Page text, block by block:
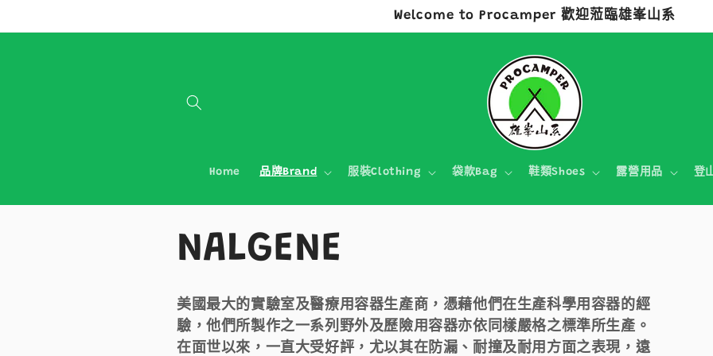
Welcome to Procamper 歡迎蒞臨雄峯山系
Home 品牌Brand 服裝Clothing 袋款Bag 鞋類Shoes 露營用品 登
商
品
NALGENE
美國最大的實驗室及醫療用容器生產商，憑藉他們在生產科學用容器的經
驗，他們所製作之一系列野外及歷險用容器亦依同樣嚴格之標準所生產。
在面世以來，一直大受好評，尤以其在防漏、耐撞及耐用方面之表現，遠